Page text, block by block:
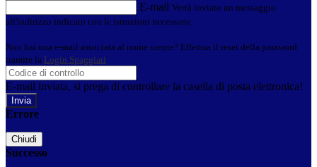
E-mail Verrà inviato un messaggio
all'indirizzo indicato con le istruzioni necessarie.
Non hai una e-mail associata al nome utente? Effettua il reset della password
tramite la Login Spaggiari
E-mail inviata, si prega di controllare la casella di posta elettronica!
Errore
Chiudi
Successo